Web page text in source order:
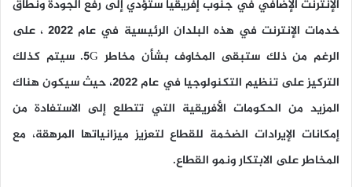
الإنترنت الإضافي في جنوب إفريقيا ستؤدي إلى رفع الجودة ونطاق
خدمات الإنترنت في هذه البلدان الرئيسية في عام 2022 ، على
الرغم من ذلك ستبقى المخاوف بشأن مخاطر 5G. سيتم كذلك
التركيز على تنظيم التكنولوجيا في عام 2022، حيث سيكون هناك
المزيد من الحكومات الأفريقية التي تتطلع إلى الاستفادة من
إمكانات الإيرادات الضخمة للقطاع لتعزيز ميزانياتها المرهقة، مع
المخاطر على الابتكار ونمو القطاع.